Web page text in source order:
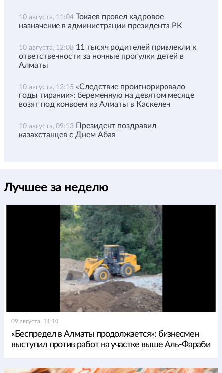
10 августа, 11:04 Токаев провел кадровое
назначение в администрации президента РК
10 августа, 12:08 11 тысяч родителей привлекли к
ответственности за ночные прогулки детей в
Алматы
10 августа, 12:15 «Следствие проигнорировало
годы тирании»: беременную на девятом месяце
возят под конвоем из Алматы в Каскелен
10 августа, 09:13 Президент поздравил
казахстанцев с Днем Абая
Лучшее за неделю
09 августа, 11:10
«Беспредел в Алматы продолжается»: бизнесмен
выступил против работ на участке выше Аль-Фараби